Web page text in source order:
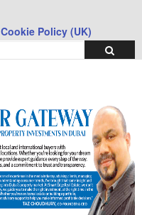
Cookie Policy (UK)